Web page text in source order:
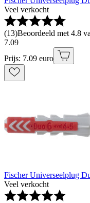
Veel verkocht
(13)Beoordeeld met 4.8
7.09
Prijs: 7.09 euro
Fischer Universeelplug
Veel verkocht